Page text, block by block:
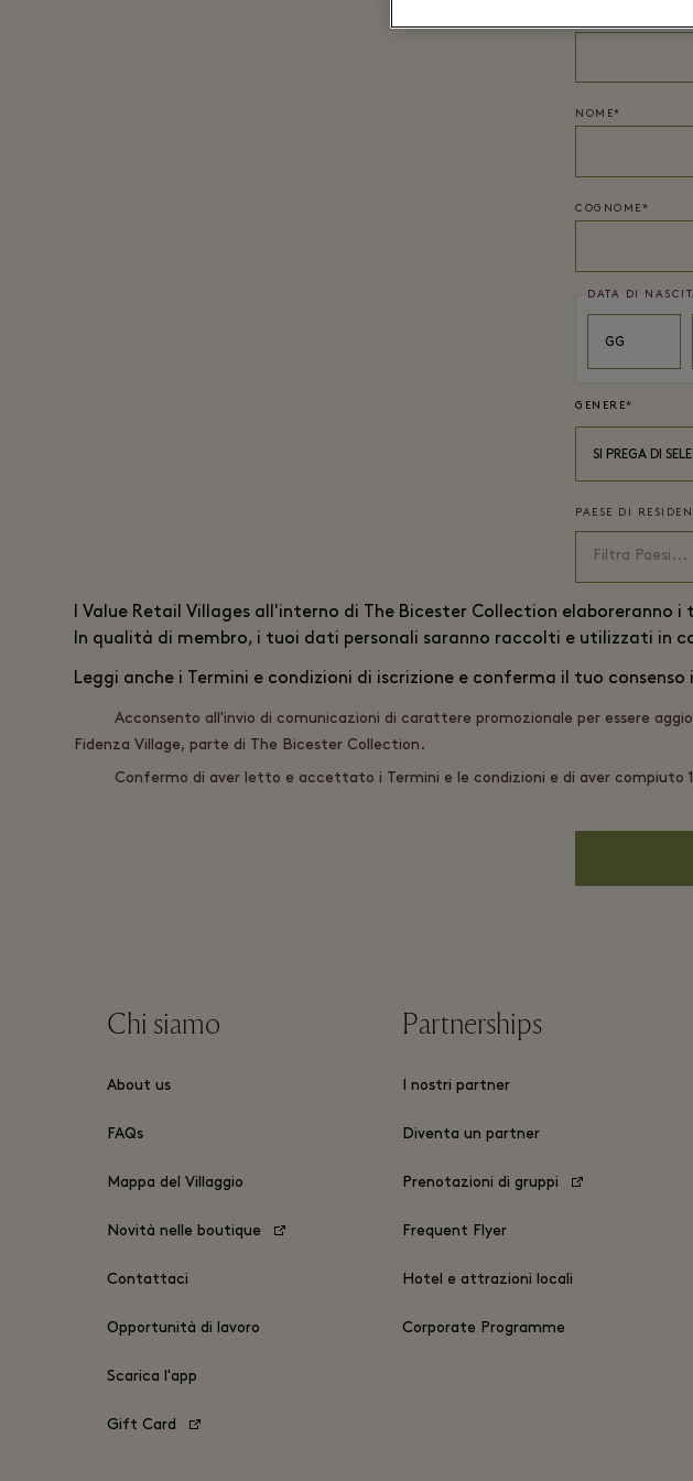
NOME*
COGNOME*
DATA DI
Day
GG
GENERE*
SI PREGA DI
PAESE DI
Value Retail
Villages all'interno di The Bicester Collection
In qualità di membro, i tuoi dati personali saranno raccolti e utilizzati in
Leggi anche i Termini e condizioni di iscrizione e conferma il tuo
Acconsento all'invio di comunicazioni di carattere promozionale per essere
Fidenza Village, parte di The Bicester Collection.
Confermo di aver letto e accettato i Termini e le condizioni e di aver compiuto
Chi siamo
About us
FAQs
Mappa del Villaggio
Novità nelle boutique
Contattaci
Opportunità di lavoro
Scarica l'app
Gift Card
Partnerships
I nostri partner
Diventa un partner
Prenotazioni di gruppi
Frequent Flyer
Hotel e attrazioni locali
Corporate Programme